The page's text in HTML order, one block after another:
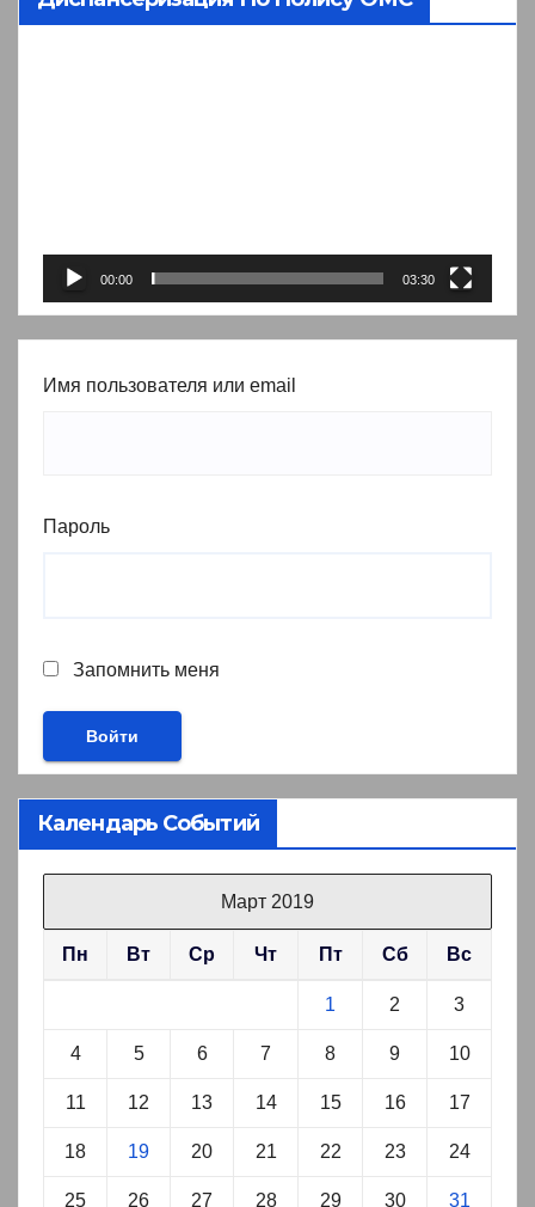
00:00 03:30
Имя пользователя или email
Пароль
Запомнить меня
Календарь Событий
Март 2019
Пн Вт Ср Чт Пт Сб Вс
1 2 3
4 5 6 7 8 9 10
11 12 13 14 15 16 17
18 19 20 21 22 23 24
25 26 27 28 29 30 31